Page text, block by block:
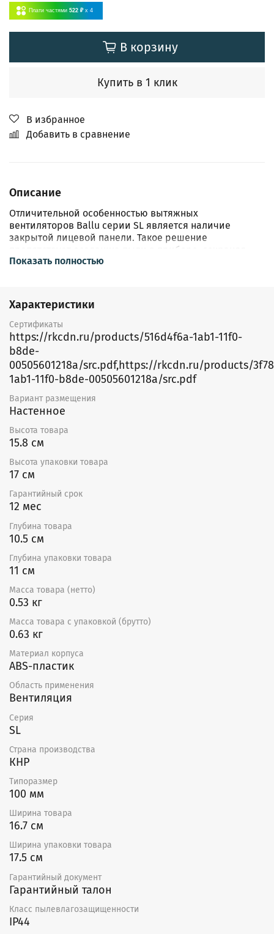
Плати частями 522 ₽ x 4
В корзину
Купить в 1 клик
В избранное
Добавить в сравнение
Описание
Отличительной особенностью вытяжных
вентиляторов Ballu серии SL является наличие
закрытой лицевой панели. Такое решение
препятствует оседанию пыли в приборе, сохраняя
эстетичный внешний вид устройства и позволяя
протяжении всего времени эксплуатации прибора.
Вытяжные вентиляторы серии SL обладают высокой
степенью надежности.
Благодаря классу IP44, приборы подходят для
установки в помещениях с высоким уровнем влаги и
надежно защищены от мелких посторонних
предметов диаметром от 1 мм.
Мембранный обратный клапан предотвращает
проникновение в помещение посторонних запахов из
вентиляционной шахты.
скольжения и защитой от перегрева обеспечивает
продолжительный срок службы, что подтверждает
годовая гарантия.
Таймер задержки отключения
В серии SL предусмотрена модель с опцией таймера
задержки отключения. Она дает возможность
сигнала отрабатывать дополнительно заданное время
от 1 минуты до 30, обеспечивая максимально
эффективное проветривание пространства.
Для управления вытяжным вентилятором со
смартфона и настройки работы по расписанию
необходимо подключить его через умный
установить Блок управления (шлюз) HOMMYN
Показать полностью
Характеристики
Сертификаты
https://rkcdn.ru/products/516d4f6a-1ab1-11f0-
b8de-
00505601218a/src.pdf,https://rkcdn.ru/products/
1ab1-11f0-b8de-00505601218a/src.pdf
Вариант размещения
Настенное
Высота товара
15.8 см
Высота упаковки товара
17 см
Гарантийный срок
12 мес
Глубина товара
10.5 см
Глубина упаковки товара
11 см
Масса товара (нетто)
0.53 кг
Масса товара с упаковкой (брутто)
0.63 кг
Материал корпуса
ABS-пластик
Область применения
Вентиляция
Серия
SL
Страна производства
КНР
Типоразмер
100 мм
Ширина товара
16.7 см
Ширина упаковки товара
17.5 см
Гарантийный документ
Гарантийный талон
Класс пылевлагозащищенности
IP44